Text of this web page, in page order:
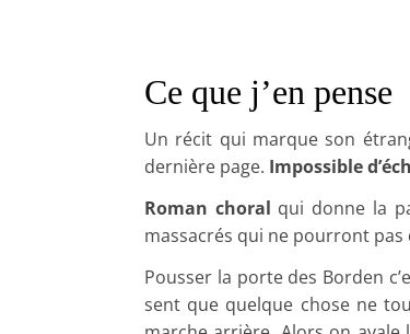
Ce que j’en pense
Un récit qui marque son
dernière page. Impossible
Roman choral qui donne la
massacrés qui ne pourront
Pousser la porte des Borden
sent que quelque chose ne